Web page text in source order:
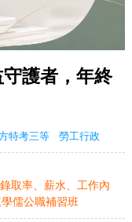
護者，年終
特考三等 勞工行政
取率、薪水、工作內
儒公職補習班